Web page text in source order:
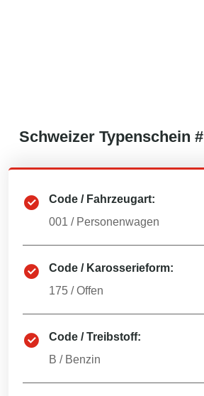
Schweizer Typenschein #
Code / Fahrzeugart:
001 / Personenwagen
Code / Karosserieform:
175 /Offen
Code / Treibstoff:
B / Benzin